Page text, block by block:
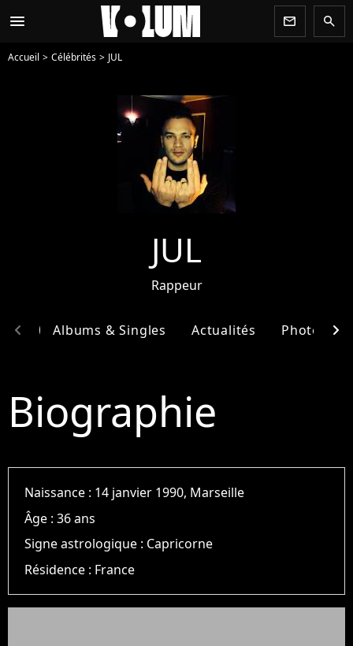
menu newsletter search
Accueil Célébrités JUL
JUL
Rappeur
Albums & Singles Actualités Photos
chevron_left chevron_right
Biographie
Naissance : 14 janvier 1990, Marseille
Âge :36 ans
Signe astrologique : Capricorne
Résidence : France